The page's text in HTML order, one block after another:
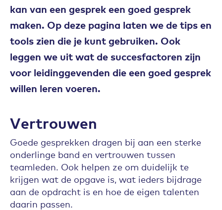
kan van een gesprek een goed gesprek
maken. Op deze pagina laten we de tips en
tools zien die je kunt gebruiken. Ook
leggen we uit wat de succesfactoren zijn
voor leidinggevenden die een goed gesprek
willen leren voeren.
Vertrouwen
Goede gesprekken dragen bij aan een sterke
onderlinge band en vertrouwen tussen
teamleden. Ook helpen ze om duidelijk te
krijgen wat de opgave is, wat ieders bijdrage
aan de opdracht is en hoe de eigen talenten
daarin passen.